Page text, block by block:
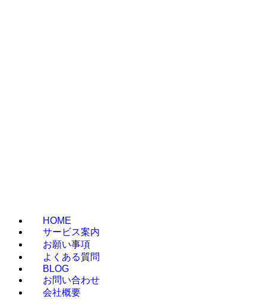
HOME
サービス案内
お願い事項
よくある質問
BLOG
お問い合わせ
会社概要